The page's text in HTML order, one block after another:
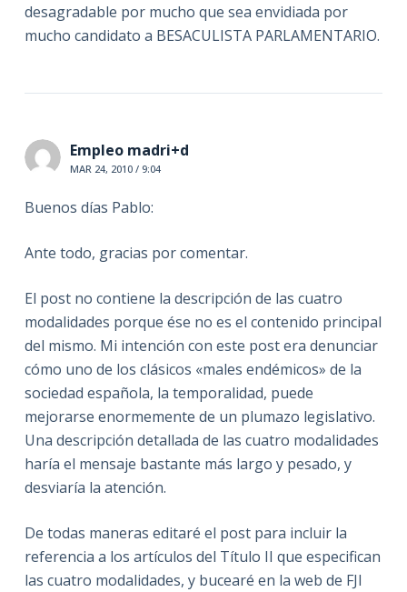
desagradable por mucho que sea envidiada por
mucho candidato a BESACULISTA PARLAMENTARIO.
Empleo madri+d
MAR 24, 2010 / 9:04
Buenos días Pablo:
Ante todo, gracias por comentar.
El post no contiene la descripción de las cuatro
modalidades porque ése no es el contenido principal
del mismo. Mi intención con este post era denunciar
cómo uno de los clásicos «males endémicos» de la
sociedad española, la temporalidad, puede
mejorarse enormemente de un plumazo legislativo.
Una descripción detallada de las cuatro modalidades
haría el mensaje bastante más largo y pesado, y
desviaría la atención.
De todas maneras editaré el post para incluir la
referencia a los artículos del Título II que especifican
las cuatro modalidades, y bucearé en la web de FJI